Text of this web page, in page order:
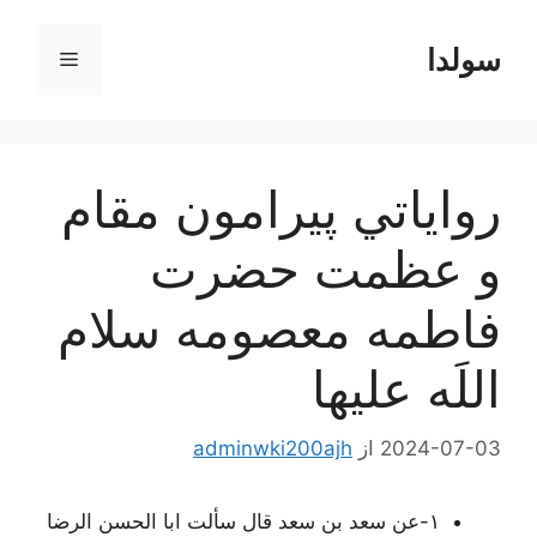
محتواسولدا فهرست
رواياتي پيرامون مقام
و عظمت حضرت
فاطمه معصومه سلام
اللَه عليها
2024-07-03 از adminwki200ajh
١- عن سعد بن سعد قال سألت ابا الحسن الرضا